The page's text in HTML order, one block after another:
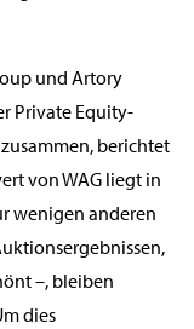
und Artory
Private Equity-
berichtet
von WAG liegt in
wenigen anderen
–, bleiben
dies